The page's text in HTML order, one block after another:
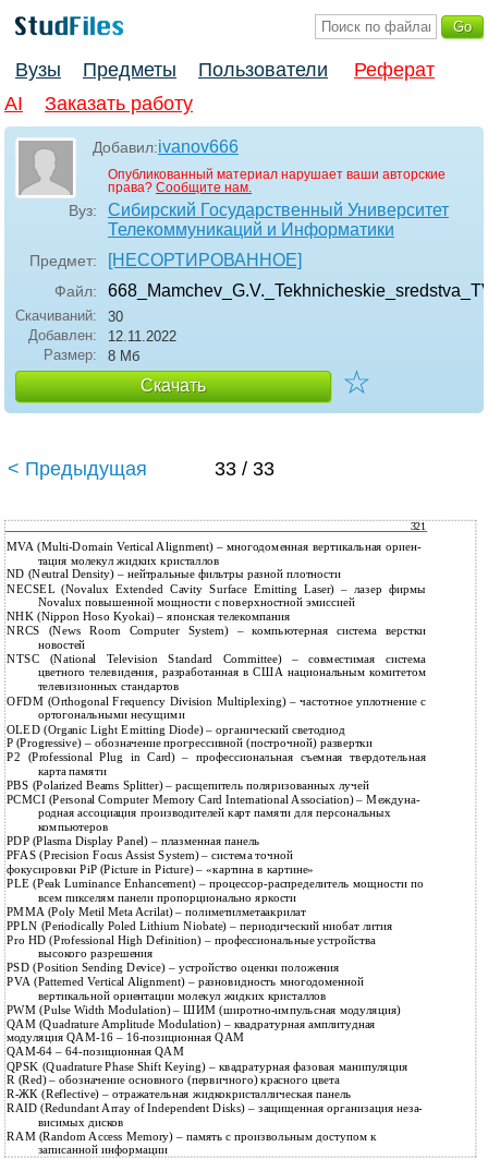
Вузы Предметы Пользователи
Реферат
AI
Заказать работу
Добавил:ivanov666
Опубликованный материал нарушает ваши авторские
права? Сообщите нам.
Вуз:
Сибирский Государственный Университет
Телекоммуникаций и Информатики
Предмет: [НЕСОРТИРОВАННОЕ]
Файл:
Скачиваний:
30
Добавлен:
12.11.2022
Размер:
8 Мб
Скачать ☆
< Предыдущая 33 / 33
321
MVA (Multi-Domain Vertical Alignment) – многодоменная вертикальная ориен-
тация молекул жидких кристаллов
ND (Neutral Density) – нейтральные фильтры разной плотности
NECSEL (Novalux Extended Cavity Surface Emitting Laser) – лазер фирмы
Novalux повышенной мощности с поверхностной эмиссией
NHK (Nippon Hoso Kyokai) – японская телекомпания
NRCS (News Room Computer System) – компьютерная система верстки
новостей
NTSC (National Television Standard Committee) – совместимая система
цветного телевидения, разработанная в США национальным комитетом
телевизионных стандартов
OFDM (Orthogonal Frequency Division Multiplexing) – частотное уплотнение с
ортогональными несущими
OLED (Organic Light Emitting Diode) – органический светодиод
P (Progressive) – обозначение прогрессивной (построчной) развертки
P2 (Professional Plug in Card) – профессиональная съемная твердотельная
карта памяти
PBS (Polarized Beams Splitter) – расщепитель поляризованных лучей
PCMCI (Personal Computer Memory Card International Association) – Междуна-
родная ассоциация производителей карт памяти для персональных
компьютеров
PDP (Plasma Display Panel) – плазменная панель
PFAS (Precision Focus Assist System) – система точной
фокусировки PiP (Picture in Picture) – «картина в картине»
PLE (Peak Luminance Enhancement) – процессор-распределитель мощности по
всем пикселям панели пропорционально яркости
PMMA (Poly Metil Meta Acrilat) – полиметилметаакрилат
PPLN (Periodically Poled Lithium Niobate) – периодический ниобат лития
Pro HD (Professional High Definition) – профессиональные устройства
высокого разрешения
PSD (Position Sending Device) – устройство оценки положения
PVA (Patterned Vertical Alignment) – разновидность многодоменной
вертикальной ориентации молекул жидких кристаллов
PWM (Pulse Width Modulation) – ШИМ (широтно-импульсная модуляция)
QAM (Quadrature Amplitude Modulation) – квадратурная амплитудная
модуляция QAM-16 – 16-позиционная QAM
QAM-64 – 64-позиционная QAM
QPSK (Quadrature Phase Shift Keying) – квадратурная фазовая манипуляция
R (Red) – обозначение основного (первичного) красного цвета
R-ЖК (Reflective) – отражательная жидкокристаллическая панель
RAID (Redundant Array of Independent Disks) – защищенная организация неза-
висимых дисков
RAM (Random Access Memory) – память с произвольным доступом к
записанной информации